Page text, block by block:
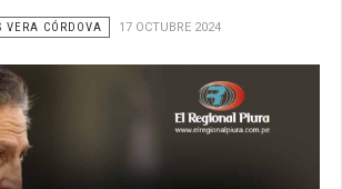
VERA CÓRDOVA 17 OCTUBRE 2024